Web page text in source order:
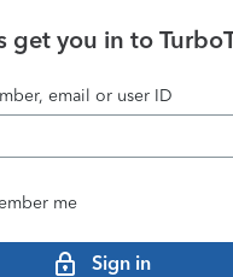
get you in to
email or user ID
me
Sign in